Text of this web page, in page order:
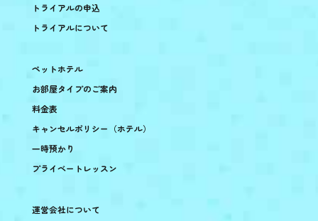
トライアルの申込
トライアルについて
ペットホテル
お部屋タイプのご案内
料金表
キャンセルポリシー（ホテル）
一時預かり
プライベートレッスン
運営会社について